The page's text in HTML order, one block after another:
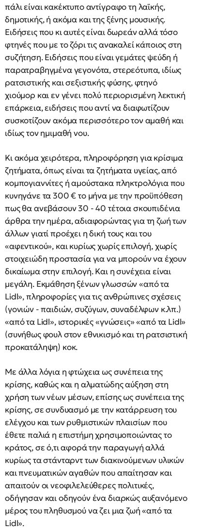
πάλι είναι κακέκτυπο αντίγραφο τη λαϊκής,
δημοτικής, ή ακόμα και της ξένης μουσικής.
Ειδήσεις που κι αυτές είναι δωρεάν αλλά τόσο
φτηνές που με το ζόρι τις ανακαλεί κάποιος στη
συζήτηση. Ειδήσεις που είναι γεμάτες ψεύδη ή
παρατραβηγμένα γεγονότα, στερεότυπα, ιδίως
ρατσιστικής και σεξιστικής φύσης, φτηνό
χιούμορ και εν γένει πολύ περιορισμένη λεκτική
επάρκεια, ειδήσεις που αντί να διαφωτίζουν
συσκοτίζουν ακόμα περισσότερο τον αμαθή και
ιδίως τον ημιμαθή νου.
Κι ακόμα χειρότερα, πληροφόρηση για κρίσιμα
ζητήματα, όπως είναι τα ζητήματα υγείας, από
κομπογιαννίτες ή αμούστακα πληκτρολόγια που
κυνηγάνε τα 300 € το μήνα με την προϋπόθεση
πως θα ανεβάσουν 30 - 40 τέτοια σκουπιδένια
άρθρα την ημέρα, αδιαφορώντας για τη ζωή των
άλλων γιατί προέχει η δική τους και του
«αφεντικού», και κυρίως χωρίς επιλογή, χωρίς
στοιχειώδη προστασία για να μπορούν να έχουν
δικαίωμα στην επιλογή. Και η συνέχεια είναι
μεγάλη. Εκμάθηση ξένων γλωσσών «από τα
Lidl», πληροφορίες για τις ανθρώπινες σχέσεις
(γονιών - παιδιών, συζύγων, συναδέλφων κ.λπ.)
«από τα Lidl», ιστορικές «γνώσεις» «από τα Lidl»
(συνήθως φουλ στον εθνικισμό και τη ρατσιστική
προκατάληψη) κοκ.
Με άλλα λόγια η φτώχεια ως συνέπεια της
κρίσης, καθώς και η αλματώδης αύξηση στη
χρήση των νέων μέσων, επίσης ως συνέπεια της
κρίσης, σε συνδυασμό με την κατάρρευση του
ελέγχου και των ρυθμιστικών πλαισίων που
έθετε παλιά η επιστήμη χρησιμοποιώντας το
κράτος, σε ό,τι αφορά την παραγωγή αλλά
κυρίως τα στάνταρντ των διακινούμενων υλικών
και πνευματικών αγαθών που απαίτησαν και
απαιτούν οι νεοφιλελεύθερες πολιτικές,
οδήγησαν και οδηγούν ένα διαρκώς αυξανόμενο
μέρος του πληθυσμού να ζει μια ζωή «από τα
Lidl».